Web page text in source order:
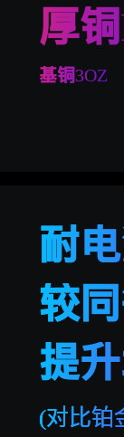
厚铜
基铜3OZ
耐
较
提升
(对比铂